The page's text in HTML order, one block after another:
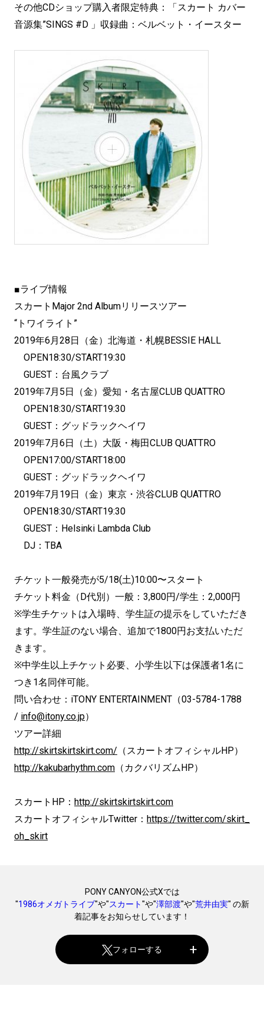
その他CDショップ購入者限定特典：「スカート カバー
音源集”SINGS #D 」収録曲：ベルベット・イースター
■ライブ情報
スカートMajor 2nd Albumリリースツアー
“トワイライト”
2019年6月28日（金）北海道・札幌BESSIE HALL
OPEN18:30/START19:30
GUEST：台風クラブ
2019年7月5日（金）愛知・名古屋CLUB QUATTRO
OPEN18:30/START19:30
GUEST：グッドラックヘイワ
2019年7月6日（土）大阪・梅田CLUB QUATTRO
OPEN17:00/START18:00
GUEST：グッドラックヘイワ
2019年7月19日（金）東京・渋谷CLUB QUATTRO
OPEN18:30/START19:30
GUEST：Helsinki Lambda Club
DJ：TBA
チケット一般発売が5/18(土)10:00〜スタート
チケット料金（D代別）一般：3,800円/学生：2,000円
※学生チケットは入場時、学生証の提示をしていただき
ます。学生証のない場合、追加で1800円お支払いただ
きます。
※中学生以上チケット必要、小学生以下は保護者1名に
つき1名同伴可能。
問い合わせ：iTONY ENTERTAINMENT（03-5784-1788
/ info@itony.co.jp）
ツアー詳細
http://skirtskirtskirt.com/ （スカートオフィシャルHP）
http://kakubarhythm.com （カクバリズムHP）
スカートHP： http://skirtskirtskirt.com
スカートオフィシャルTwitter： https://twitter.com/skirt_
oh_skirt
PONY CANYON公式Xでは
"1986オメガトライブ"や"スカート"や"澤部渡"や"荒井由実" の新
着記事をお知らせしています！
フォローする